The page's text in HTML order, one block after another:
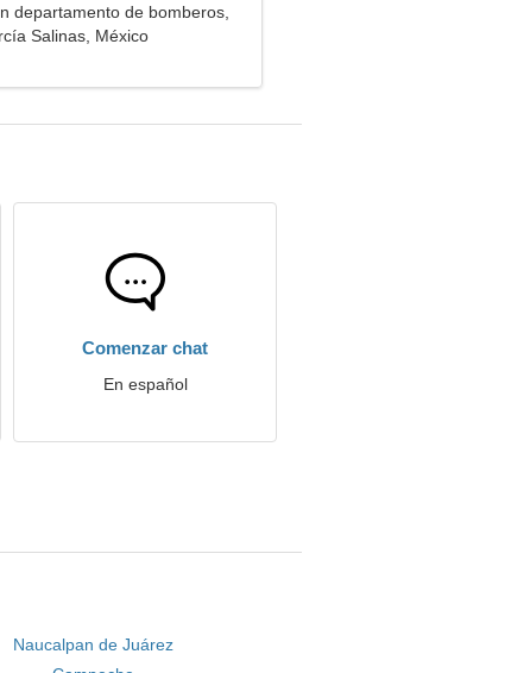
departamento de bomberos,
mujer perfecta
Salinas, México
Comenzar chat
En español
Naucalpan de Juárez